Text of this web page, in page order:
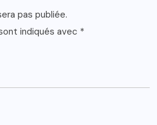
pas publiée.
indiqués avec *